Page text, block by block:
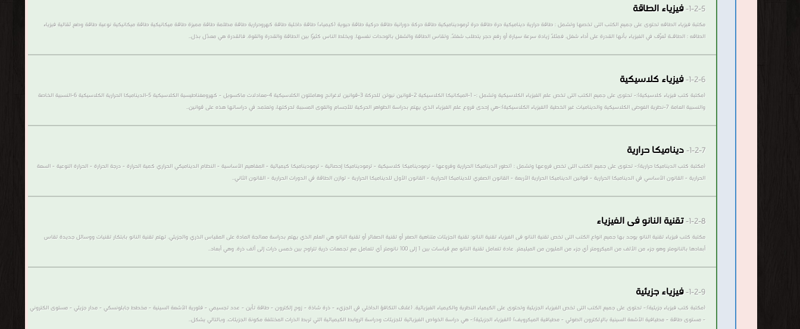
1-2-5- فيزياء الطاقة
مكتبة فيزياء الطاقه تحتوى على جميع الكتب التى تخصها وتشمل : طاقة حرارية ديناميكية حرة طاقة حرة ثرموديناميكية طاقة حركة دورانية طاقة حركية طاقة حيوية (كيمياء) طاقة داخلية طاقة كهروحرارية طاقة مظلمة طاقة مميزة طاقة ميكانيكية طاقة ميكانيكية نوعية طاقة وضع ثقالية فيزياء
الطاقه : الطاقـة تُعرَّف في الفيزياء بأنها القدرة على أداء شغل. فمثلاً زيادة سرعة سيارة أو رفع حجر يتطلب شغلاً. وتقاس الطاقة والشغل بالوحدات نفسها. ويخلط الناس كثيرًا بين الطاقة والقدرة والقوة. فالقدرة هي معدّل بذل..
1-2-6- فيزياء كلاسيكية
(مكتبة كتب فيزياء كلاسيكية):- تحتوى على جميع الكتب التى تخص علم الفيزياء الكلاسيكية وتشمل :- 1-الميكانيكا الكلاسيكية 2-قوانين نيوتن للحركة 3-قوانين لاغرانج وهاملتون الكلاسيكية 4-معادلات ماكسويل - كهرومغناطيسية الكلاسيكية 5-الديناميكا الحرارية الكلاسيكية 6-النسبية الخاصة
والنسبية العامة 7-نظرية الفوضى الكلاسيكية والديناميات غير الخطية (الفيزياء الكلاسيكية):-هي إحدى فروع علم الفيزياء الذي يهتم بدراسة الظواهر الحركية للأجسام والقوى المسببة لحركتها، وتعتمد في دراساتها هذه على قوانين..
1-2-7- ديناميكا حرارية
(مكتبة كتب الديناميكا حرارية):- تحتوى على جميع الكتب التى تخص فروعها وتشمل : (تطور الديناميكا الحرارية وفروعها - ترموديناميكا كلاسيكية - ترموديناميكا إحصائية - ترموديناميكا كيميائية - المفاهيم الأساسية - النظام الديناميكي الحراري كمية الحرارة - درجة الحرارة - الحرارة النوعية - السعة
الحرارية - القانون الأساسي في الديناميكا الحرارية - قوانين الديناميكا الحرارية الأربعة - القانون الصفري للديناميكا الحرارية - القانون الأول للديناميكا الحرارية - توازن الطاقة في الدورات الحرارية - القانون الثاني..
1-2-8- تقنية النانو فى الفيزياء
مكتبة كتب فيزياء تقنية النانو يوجد بها جميع انواع الكتب التى تخص تقنية النانو فى الفيزياء تقنية النانو: تقنية الجزيئات متناهية الصغر أو تقنية الصغائر أو تقنية النانو هي العلم الذي يهتم بدراسة معالجة المادة على المقياس الذري والجزيئي. تهتم تقنية النانو بابتكار تقنيات ووسائل جديدة تقاس
أبعادها بالنانومتر وهو جزء من الألف من الميكرومتر أي جزء من المليون من الميليمتر. عادة تتعامل تقنية النانو مع قياسات بين 1 إلى 100 نانومتر أي تتعامل مع تجمعات ذرية تتراوح بين خمس ذرات إلى ألف ذرة. وهي أبعاد..
1-2-9- فيزياء جزيئية
(مكتبة كتب فيزياء جزيئية):- تحتوى على جميع الكتب التى تخص الفيزياء الجزيئية وتحتوى على الكيمياء النظرية والكيمياء الفيزيائية. (غلاف التكافؤ الداخلي في الجزيء - ذرة شاذة - زوج إلكترون - طاقة تأين - عدد تجسيمي - فلورية الأشعة السينية - مخطط جابلونسكي - مدار جزيئي - مستوى الكتروني
- مستوى طاقة - مطيافية الأشعة السينية بالإلكترون الضوئي - مطيافية الميكرويف) (الفيزياء الجزيئية):- هي دراسة الخواص الفيزيائية للجزيئات ودراسة الروابط الكيميائية التي تربط الذرات المختلفة مكونة الجزيئات. وبالتالي يشكل..